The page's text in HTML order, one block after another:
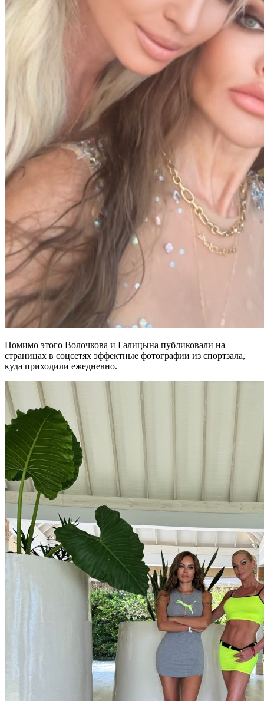
Помимо этого Волочкова и Галицына публиковали на
страницах в соцсетях эффектные фотографии из спортзала,
куда приходили ежедневно.